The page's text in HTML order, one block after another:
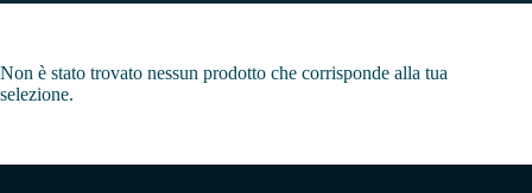
Non è stato trovato nessun prodotto che corrisponde alla tua
selezione.